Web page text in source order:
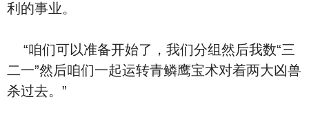
利的事业。
“咱们可以准备开始了，我们分组然后我数“三
二一”然后咱们一起运转青鳞鹰宝术对着两大凶兽
杀过去。”